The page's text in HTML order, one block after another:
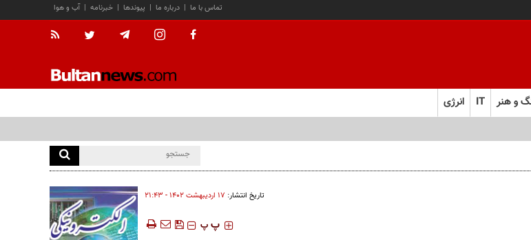
آب و هوا | خبرنامه | پیوندها | درباره ما | تماس با ما
و هنر IT انرژی
تاریخ انتشار: ۱۷ ارديبهشت ۱۴۰۲ - ۲۱:۴۳
‍‍‍ پ پ